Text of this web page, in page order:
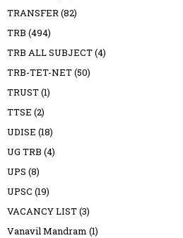
TRANSFER(82)
TRB (494)
TRB ALL SUBJECT(4)
TRB-TET-NET(50)
TRUST(1)
TTSE (2)
UDISE (18)
UG TRB (4)
UPS (8)
UPSC (19)
VACANCY LIST(3)
Vanavil Mandram (1)